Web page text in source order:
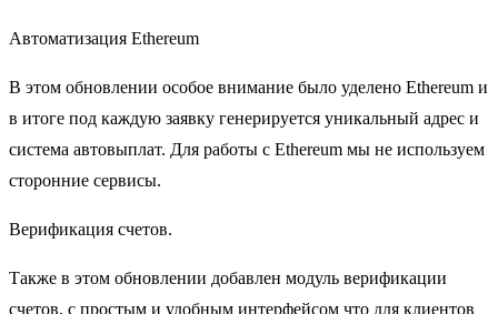
Автоматизация Ethereum
В этом обновлении особое внимание было уделено Ethereum и
в итоге под каждую заявку генерируется уникальный адрес и
система автовыплат. Для работы с Ethereum мы не используем
сторонние сервисы.
Верификация счетов.
Также в этом обновлении добавлен модуль верификации
счетов, с простым и удобным интерфейсом что для клиентов